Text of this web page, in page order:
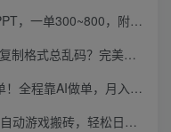
，附接单资源，全职副业都行【揭秘】
留原格式复制，办公宝藏浏览器插件Copy With Format
单，月入2W+，附接单资源【揭秘】
入1k，长期稳定项目，宝妈上班族首选【揭秘】